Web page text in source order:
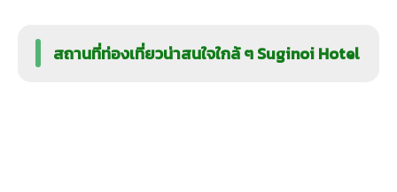
สถานที่ท่องเที่ยวน่าสนใจใกล้ ๆ Suginoi Hotel